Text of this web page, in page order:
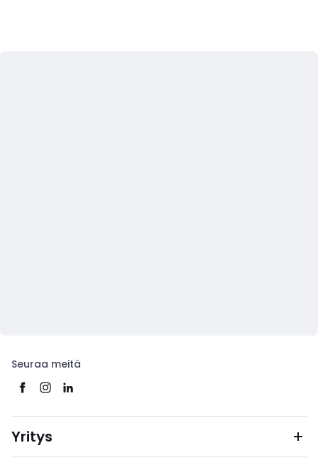
Seuraa meitä
Yritys